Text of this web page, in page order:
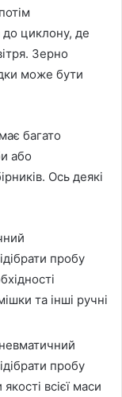
до циклону, де
Зерно
може бути
багато
або
Ось деякі
пробу
та інші ручні
пробу
всієї маси